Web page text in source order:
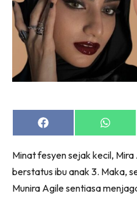
Share
on
Share
on
Minat fesyen sejak kecil,
berstatus ibu anak 3. Maka,
Munira Agile sentiasa